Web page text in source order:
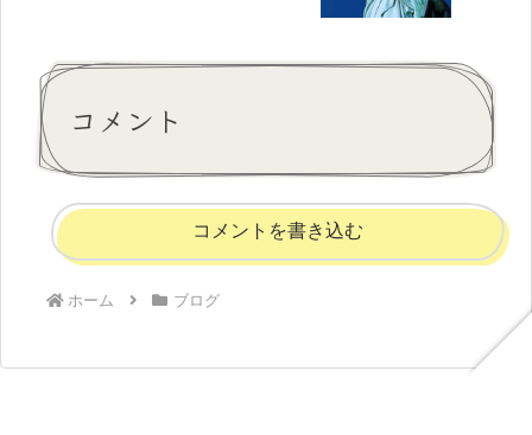
コメント
コメントを書き込む
ホーム ブログ